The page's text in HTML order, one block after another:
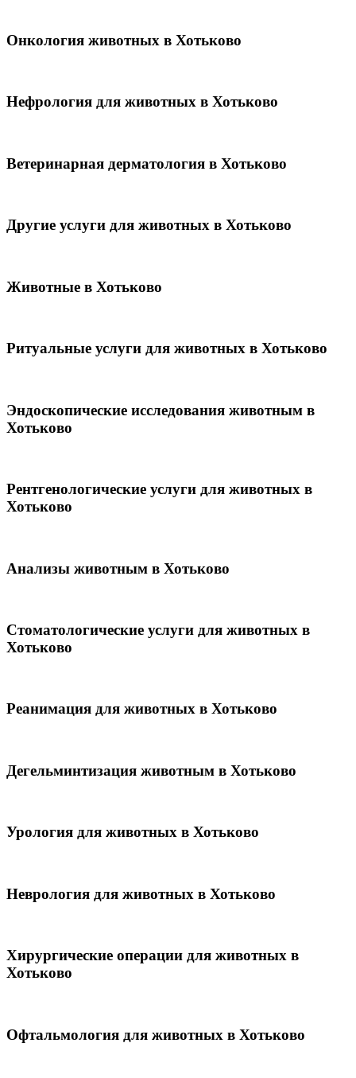
Онкология животных в Хотьково
Нефрология для животных в Хотьково
Ветеринарная дерматология в Хотьково
Другие услуги для животных в Хотьково
Животные в Хотьково
Ритуальные услуги для животных в Хотьково
Эндоскопические исследования животным в
Хотьково
Рентгенологические услуги для животных в
Хотьково
Анализы животным в Хотьково
Стоматологические услуги для животных в
Хотьково
Реанимация для животных в Хотьково
Дегельминтизация животным в Хотьково
Урология для животных в Хотьково
Неврология для животных в Хотьково
Хирургические операции для животных в
Хотьково
Офтальмология для животных в Хотьково